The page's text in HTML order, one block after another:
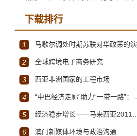
下载排行
1 马歇尔调处时期苏联对华政策的演变（1945年12月～1947年1月）
2 全球跨境电子商务研究
3 西亚非洲国家的工程市场
4 “中巴经济走廊”助力“一带一路”：机遇与挑战
5 经济稳步增长——马来西亚2011～2012年经济发展回顾与展望
6 澳门新媒体环境与政治沟通